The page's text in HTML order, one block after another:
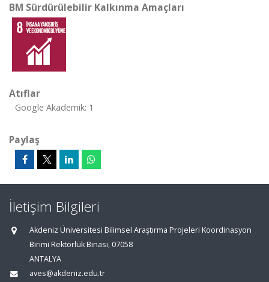
BM Sürdürülebilir Kalkınma Amaçları
Atıflar
Google Akademik: 1
Paylaş
İletişim Bilgileri
Akdeniz Üniversitesi Bilimsel Araştırma Projeleri Koordinasyon
Birimi Rektörlük Binası, 07058
ANTALYA
aves@akdeniz.edu.tr